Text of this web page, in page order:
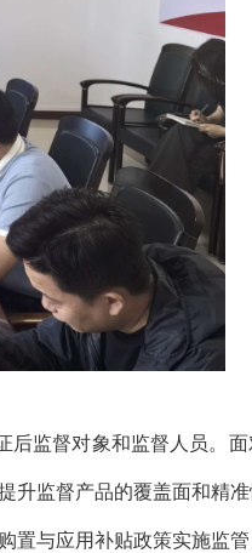
监督对象和监督人员。
升监督产品的覆盖面和精准
置与应用补贴政策实施监管